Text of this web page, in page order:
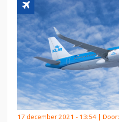
17 december 2021 - 13:54 | Door: